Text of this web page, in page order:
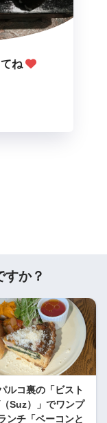
ね
すか？
ルコ裏の「ビスト
Suz）」でワンプ
ンチ「ベーコンと